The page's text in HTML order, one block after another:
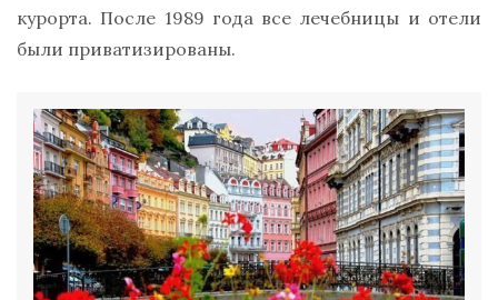
курорта. После 1989 года все лечебницы и отели
были приватизированы.